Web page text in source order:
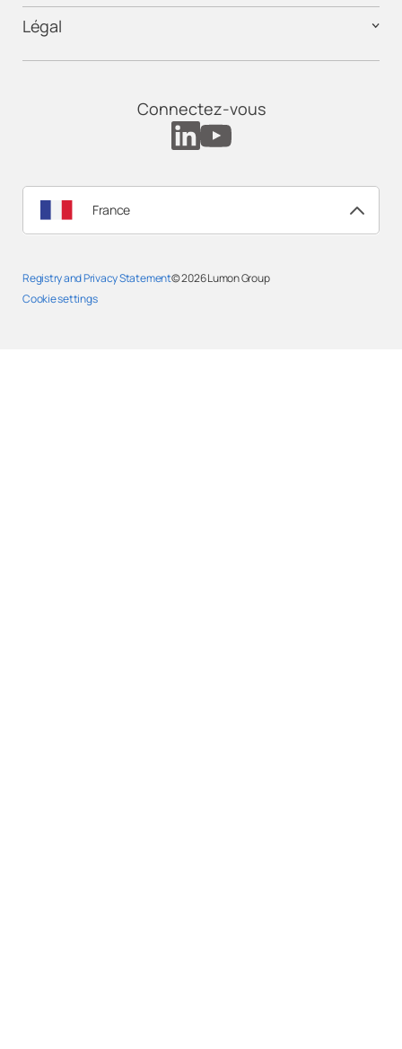
Légal
Connectez-vous
France
Registry and Privacy Statement
Cookie settings
© 2026Lumon Group